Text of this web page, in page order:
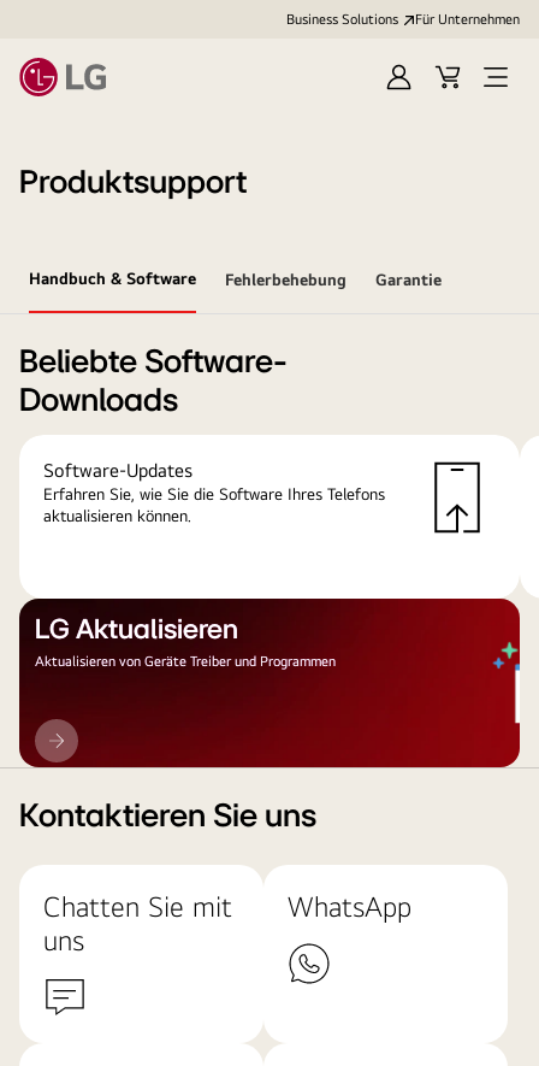
Business Solutions Für Unternehmen
Anmelden
Cart
Open
Produktsupport
Handbuch & Software Fehlerbehebung Garantie
Beliebte Software-
Downloads
Software-Updates
Erfahren Sie, wie Sie die Software Ihres Telefons
aktualisieren können.
LG Aktualisieren
Aktualisieren von Geräte Treiber und Programmen
LG
Aktualisieren
Kontaktieren Sie uns
Chatten Sie mit
uns
WhatsApp